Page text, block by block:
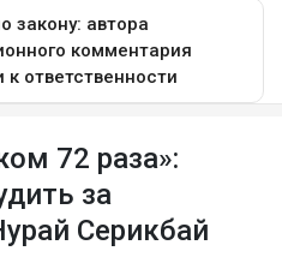
72 раза»:
за
Серикбай